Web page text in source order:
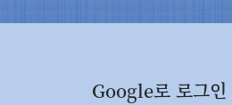
Google로 로그인